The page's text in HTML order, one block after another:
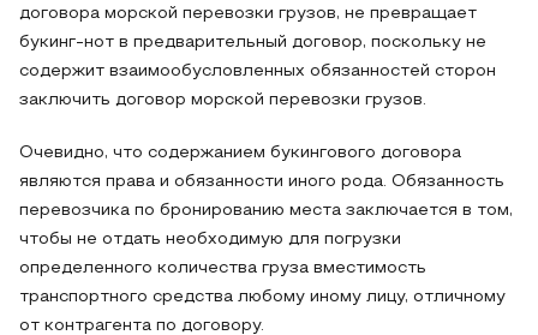
договора морской перевозки грузов, не превращает
букинг-нот в предварительный договор, поскольку не
содержит взаимообусловленных обязанностей сторон
заключить договор морской перевозки грузов.
Очевидно, что содержанием букингового договора
являются права и обязанности иного рода. Обязанность
перевозчика по бронированию места заключается в том,
чтобы не отдать необходимую для погрузки
определенного количества груза вместимость
транспортного средства любому иному лицу, отличному
от контрагента по договору.